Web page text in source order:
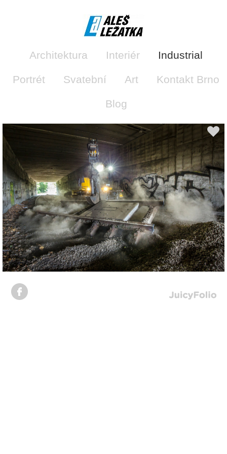
Architektura Interiér Industrial
Portrét Svatební Art Kontakt Brno
Blog